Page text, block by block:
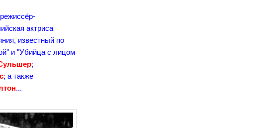
актриса
известный по
и "Убийца с лицом
;
; а также
...